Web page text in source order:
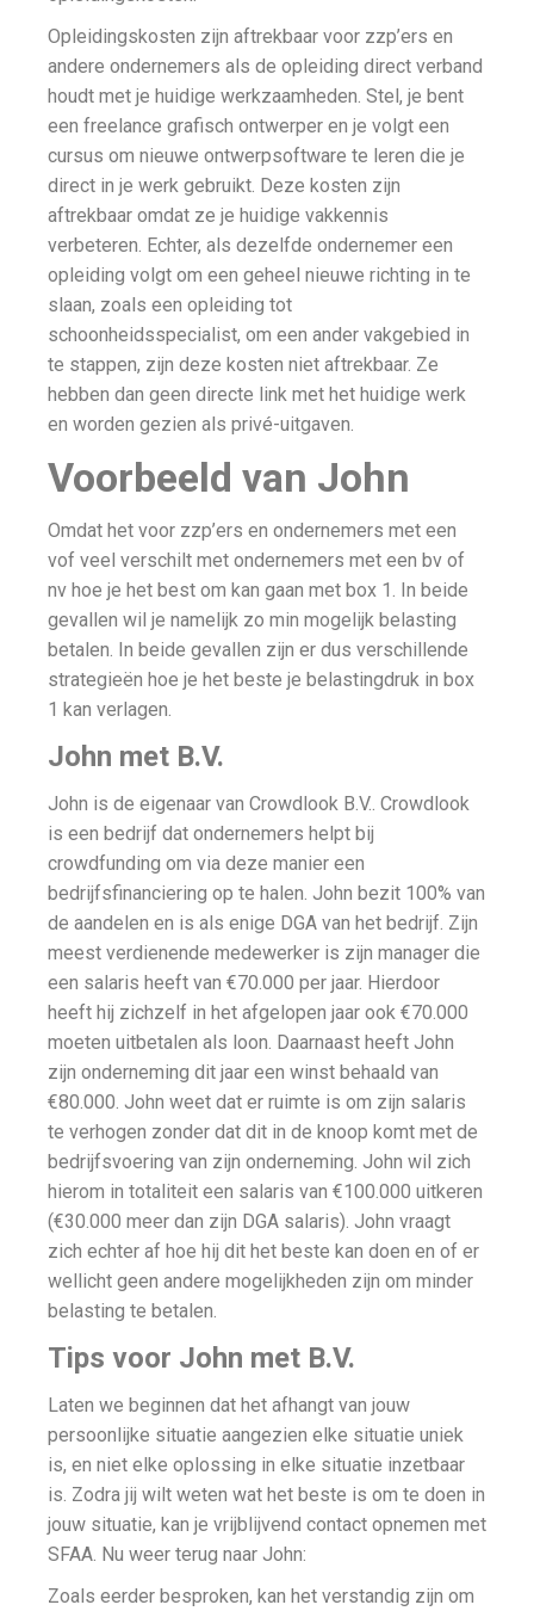
Opleidingskosten zijn aftrekbaar voor zzp’ers en
andere ondernemers als de opleiding direct verband
houdt met je huidige werkzaamheden. Stel, je bent
een freelance grafisch ontwerper en je volgt een
cursus om nieuwe ontwerpsoftware te leren die je
direct in je werk gebruikt. Deze kosten zijn
aftrekbaar omdat ze je huidige vakkennis
verbeteren. Echter, als dezelfde ondernemer een
opleiding volgt om een geheel nieuwe richting in te
slaan, zoals een opleiding tot
schoonheidsspecialist, om een ander vakgebied in
te stappen, zijn deze kosten niet aftrekbaar. Ze
hebben dan geen directe link met het huidige werk
en worden gezien als privé-uitgaven.
Voorbeeld van John
Omdat het voor zzp’ers en ondernemers met een
vof veel verschilt met ondernemers met een bv of
nv hoe je het best om kan gaan met box 1. In beide
gevallen wil je namelijk zo min mogelijk belasting
betalen. In beide gevallen zijn er dus verschillende
strategieën hoe je het beste je belastingdruk in box
1 kan verlagen.
John met B.V.
John is de eigenaar van Crowdlook B.V.. Crowdlook
is een bedrijf dat ondernemers helpt bij
crowdfunding om via deze manier een
bedrijfsfinanciering op te halen. John bezit 100% van
de aandelen en is als enige DGA van het bedrijf. Zijn
meest verdienende medewerker is zijn manager die
een salaris heeft van €70.000 per jaar. Hierdoor
heeft hij zichzelf in het afgelopen jaar ook €70.000
moeten uitbetalen als loon. Daarnaast heeft John
zijn onderneming dit jaar een winst behaald van
€80.000. John weet dat er ruimte is om zijn salaris
te verhogen zonder dat dit in de knoop komt met de
bedrijfsvoering van zijn onderneming. John wil zich
hierom in totaliteit een salaris van €100.000 uitkeren
(€30.000 meer dan zijn DGA salaris). John vraagt
zich echter af hoe hij dit het beste kan doen en of er
wellicht geen andere mogelijkheden zijn om minder
belasting te betalen.
Tips voor John met B.V.
Laten we beginnen dat het afhangt van jouw
persoonlijke situatie aangezien elke situatie uniek
is, en niet elke oplossing in elke situatie inzetbaar
is. Zodra jij wilt weten wat het beste is om te doen in
jouw situatie, kan je vrijblijvend contact opnemen met
SFAA. Nu weer terug naar John:
Zoals eerder besproken, kan het verstandig zijn om